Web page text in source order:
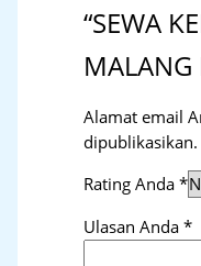
“SEWA
MALANG
Alamat email
dipublikasikan.
Rating Anda*
Ulasan Anda*